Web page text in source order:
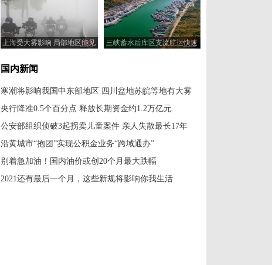
上海受大雾影响 局部地区能见
三峡蓄水后库区支流航运快速
国内新闻
寒潮将影响我国中东部地区 四川盆地苏皖等地有大雾
央行降准0.5个百分点 释放长期资金约1.2万亿元
公安部组织侦破3起拐卖儿童案件 亲人失散最长17年
沿黄城市“抱团”实现公积金业务“跨域通办”
别着急加油！国内油价或创20个月最大跌幅
2021还有最后一个月，这些新规将影响你我生活